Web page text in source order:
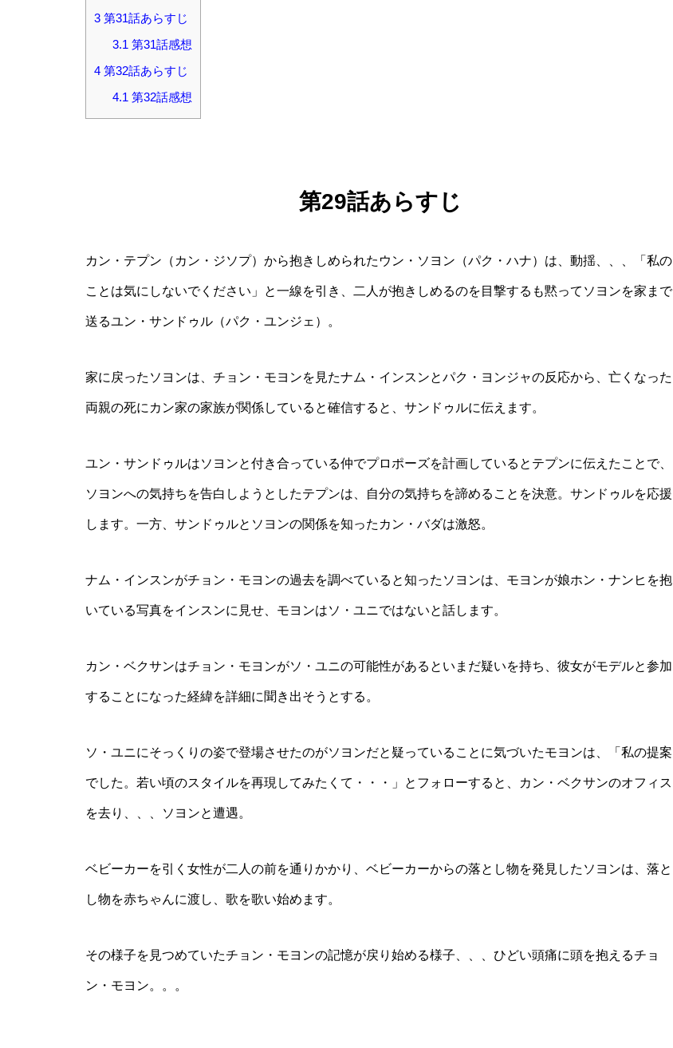
3 第31話あらすじ
3.1 第31話感想
4 第32話あらすじ
4.1 第32話感想
第29話あらすじ
カン・テプン（カン・ジソプ）から抱きしめられたウン・ソヨン（パク・ハナ）は、動揺、、、「私の
ことは気にしないでください」と一線を引き、二人が抱きしめるのを目撃するも黙ってソヨンを家まで
送るユン・サンドゥル（パク・ユンジェ）。
家に戻ったソヨンは、チョン・モヨンを見たナム・インスンとパク・ヨンジャの反応から、亡くなった
両親の死にカン家の家族が関係していると確信すると、サンドゥルに伝えます。
ユン・サンドゥルはソヨンと付き合っている仲でプロポーズを計画しているとテプンに伝えたことで、
ソヨンへの気持ちを告白しようとしたテプンは、自分の気持ちを諦めることを決意。サンドゥルを応援
します。一方、サンドゥルとソヨンの関係を知ったカン・バダは激怒。
ナム・インスンがチョン・モヨンの過去を調べていると知ったソヨンは、モヨンが娘ホン・ナンヒを抱
いている写真をインスンに見せ、モヨンはソ・ユニではないと話します。
カン・ベクサンはチョン・モヨンがソ・ユニの可能性があるといまだ疑いを持ち、彼女がモデルと参加
することになった経緯を詳細に聞き出そうとする。
ソ・ユニにそっくりの姿で登場させたのがソヨンだと疑っていることに気づいたモヨンは、「私の提案
でした。若い頃のスタイルを再現してみたくて・・・」とフォローすると、カン・ベクサンのオフィス
を去り、、、ソヨンと遭遇。
ベビーカーを引く女性が二人の前を通りかかり、ベビーカーからの落とし物を発見したソヨンは、落と
し物を赤ちゃんに渡し、歌を歌い始めます。
その様子を見つめていたチョン・モヨンの記憶が戻り始める様子、、、ひどい頭痛に頭を抱えるチョ
ン・モヨン。。。